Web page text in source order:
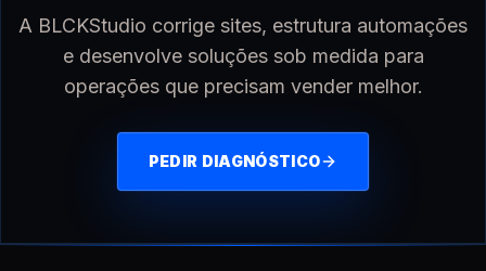
A BLCKStudio corrige sites, estrutura automações
e desenvolve soluções sob medida para
operações que precisam vender melhor.
PEDIR DIAGNÓSTICO